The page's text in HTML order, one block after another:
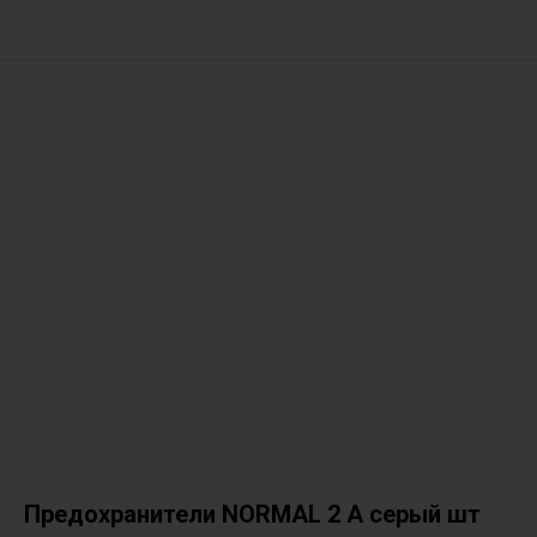
Предохранители NORMAL 2 А серый шт